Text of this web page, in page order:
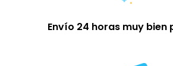
Envío 24 horas muy bien